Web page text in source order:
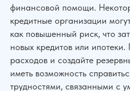
финансовой помощи.
кредитные организации
как повышенный риск, что
новых кредитов или
расходов и создайте
иметь возможность
трудностями, связанными с